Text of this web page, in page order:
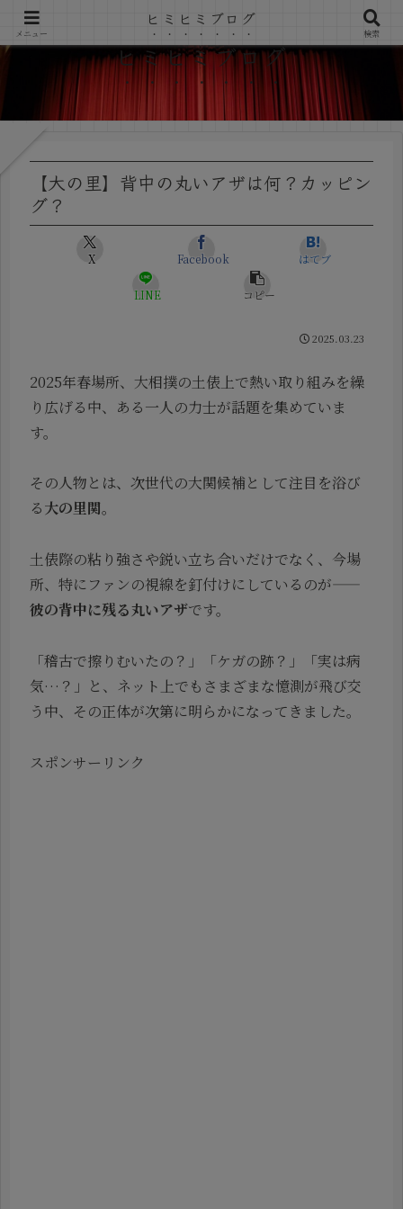
ヒミヒミブログ
【大の里】背中の丸いアザは何？カッピン
グ？
X Facebook はてブ
LINE コピー
2025.03.23
2025年春場所、大相撲の土俵上で熱い取り組みを繰
り広げる中、ある一人の力士が話題を集めていま
す。
その人物とは、次世代の大関候補として注目を浴び
る大の里関。
土俵際の粘り強さや鋭い立ち合いだけでなく、今場
所、特にファンの視線を釘付けにしているのが——
彼の背中に残る丸いアザです。
「稽古で擦りむいたの？」「ケガの跡？」「実は病
気…？」と、ネット上でもさまざまな憶測が飛び交
う中、その正体が次第に明らかになってきました。
スポンサーリンク
メニュー
ヒミヒミブログ
検索